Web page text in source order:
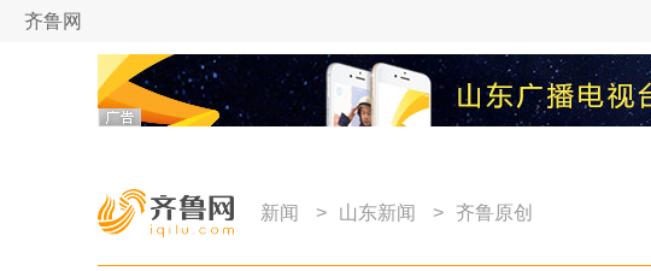
齐鲁网
新闻 > 山东新闻 > 齐鲁原创